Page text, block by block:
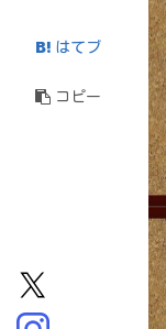
はてブ
コピー